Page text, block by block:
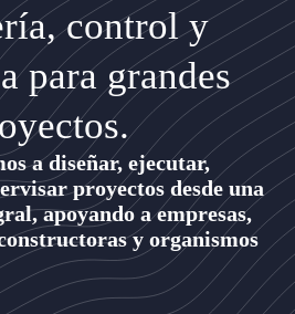
control y
para grandes
adiseñar, ejecutar,
proyectos desde una
apoyando a empresas,
y organismos